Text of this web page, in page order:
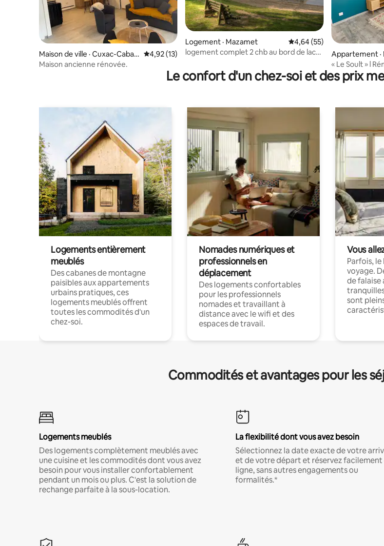
Maison de ville · Cuxac-Cabar
dès
Note moyenne de 4,92 sur 5, 13 commentaires
4,92 (13)
Maison ancienne rénovée.
Logement · Mazamet Note moyenne de 4,64 sur
4,64 (55)
logement complet 2 chb au bord de lac
Appartement ·
« Le Soult » l
Le confort d'un chez-soi et des prix
Logements entièrement
meublés
Des cabanes de montagne
paisibles aux appartements
urbains pratiques, ces
logements meublés offrent
toutes les commodités d'un
chez-soi.
Nomades numériques et
professionnels en
déplacement
Des logements confortables
pour les professionnels
nomades et travaillant à
distance avec le wifi et des
espaces de travail.
Vous
Parfois,
voyage.
de falaise
sont
Commodités et avantages pour les
Logements meublés
Des logements complètement meublés avec
une cuisine et les commodités dont vous avez
besoin pour vous installer confortablement
pendant un mois ou plus. C'est la solution de
rechange parfaite à la sous-location.
La flexibilité dont vous avez besoin
Sélectionnez la date exacte de votre
et de votre départ et réservez facilement
ligne, sans autres engagements ou
formalités.*